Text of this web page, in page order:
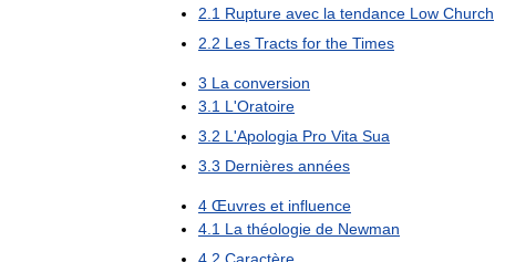
2 1 Rupture avec la tendance Low Church
2 2 Les Tracts for the Times
3 La conversion
3 1 L 'Oratoire
3 2 L 'Apologia Pro Vita Sua
3 3 Dernières années
4 Œuvres et influence
4 1 La théologie de Newman